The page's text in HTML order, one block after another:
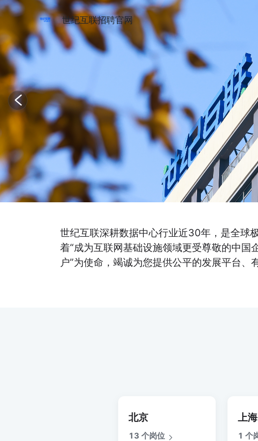
世纪互联招聘官网
世纪互联深耕数据中心行业近30年，是全球
着“成为互联网基础设施领域更受尊敬的中国
户”为使命，竭诚为您提供公平的发展平台、
北京
13 个岗位
上海
1 个